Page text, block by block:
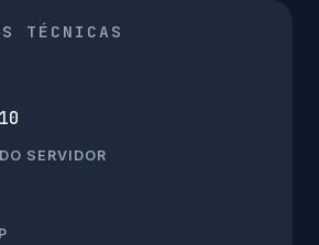
TÉCNICAS
SERVIDOR